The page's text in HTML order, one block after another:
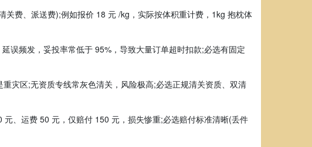
费、派送费);例如报价 18 元 /kg，实际按体积重计费，1kg 抱枕体
频发，妥投率常低于 95%，导致大量订单超时扣款;必选有固定
灾区;无资质专线常灰色清关，风险极高;必选正规清关资质、双清
、运费 50 元，仅赔付 150 元，损失惨重;必选赔付标准清晰(丢件